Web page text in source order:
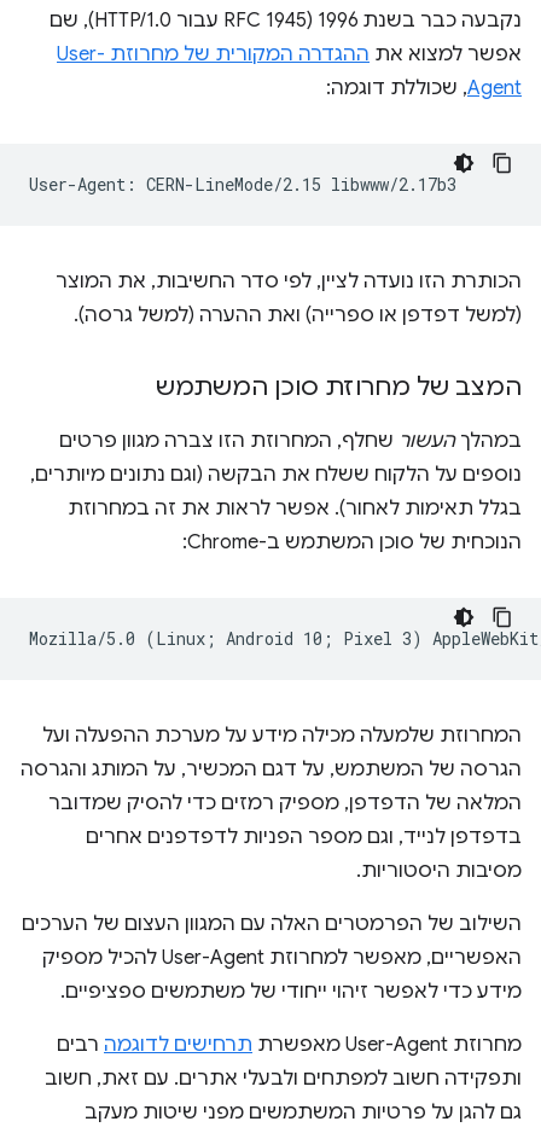
נקבעה כבר בשנת 1996 (RFC 1945 עבור HTTP/1.0), שם
אפשר למצוא את
ההגדרה המקורית של מחרוזת User-
Agent, שכוללת דוגמה:
הכותרת הזו נועדה לציין, לפי סדר החשיבות, את המוצר
(למשל דפדפן או ספרייה) ואת ההערה (למשל גרסה).
המצב של מחרוזת סוכן המשתמש
במהלךהעשור שחלף, המחרוזת הזו צברה מגוון פרטים
נוספים על הלקוח ששלח את הבקשה (וגם נתונים מיותרים,
בגלל תאימות לאחור). אפשר לראות את זה במחרוזת
הנוכחית של סוכן המשתמש ב-Chrome:
המחרוזת שלמעלה מכילה מידע על מערכת ההפעלה ועל
הגרסה של המשתמש, על דגם המכשיר, על המותג והגרסה
המלאה של הדפדפן, מספיק רמזים כדי להסיק שמדובר
בדפדפן לנייד, וגם מספר הפניות לדפדפנים אחרים
מסיבות היסטוריות.
השילוב של הפרמטרים האלה עם המגוון העצום של הערכים
האפשריים, מאפשר למחרוזת User-Agent להכיל מספיק
מידע כדי לאפשר זיהוי ייחודי של משתמשים ספציפיים.
מחרוזת User-Agent מאפשרת תרחישים לדוגמה רבים
ותפקידה חשוב למפתחים ולבעלי אתרים. עם זאת, חשוב
גם להגן על פרטיות המשתמשים מפני שיטות מעקב